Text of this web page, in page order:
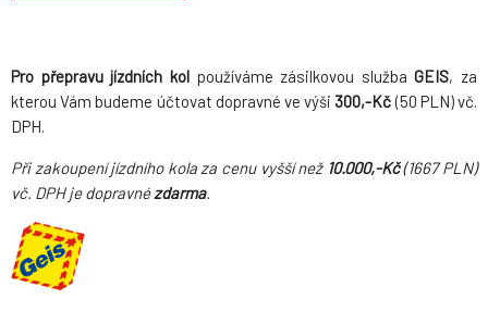
Pro přepravu jízdních kolpoužíváme zásilkovou službaGEIS, za
kterou Vám budeme účtovat dopravné ve výši 300,-Kč(50 PLN) vč.
DPH.
Při zakoupení jízdního kola za cenu vyšší než 10.000,-Kč(1667 PLN)
vč. DPH je dopravnézdarma.